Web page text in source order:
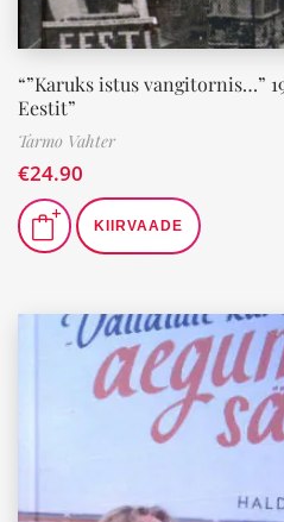
“”Karuks istus vangitornis…”
Eestit”
Tarmo Vahter
€24.90
KIIRVAADE